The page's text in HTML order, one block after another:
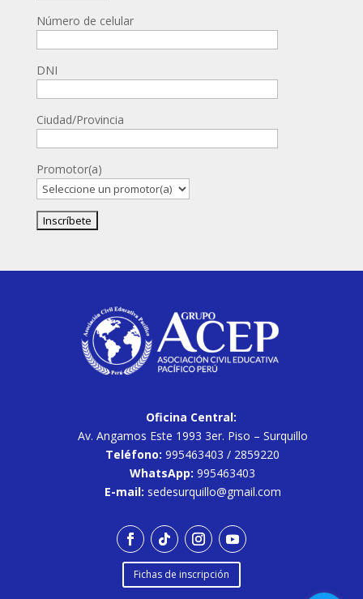
Número de celular
DNI
Ciudad/Provincia
Promotor(a)
Oficina Central:
Av. Angamos Este 1993 3er. Piso – Surquillo
Teléfono: 995463403 / 2859220
WhatsApp: 995463403
E-mail: sedesurquillo@gmail.com
Fichas de inscripción